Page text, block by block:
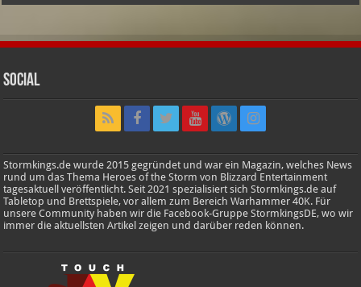
Social
Stormkings.de wurde 2015 gegründet und war ein Magazin, welches News
rund um das Thema Heroes of the Storm von Blizzard Entertainment
tagesaktuell veröffentlicht. Seit 2021 spezialisiert sich Stormkings.de auf
Tabletop und Brettspiele, vor allem zum Bereich Warhammer 40K. Für
unsere Community haben wir die Facebook-Gruppe StormkingsDE, wo wir
immer die aktuellsten Artikel zeigen und darüber reden können.